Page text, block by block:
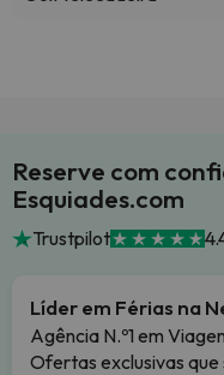
Reserve com
Esquiades.com
Trustpilot
Líder em Férias na
Agência N.º1 em
Ofertas exclusivas que